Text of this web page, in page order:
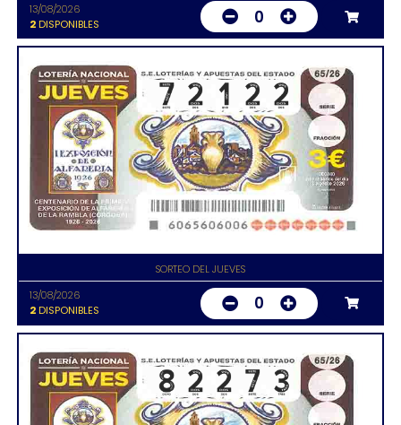
13/08/2026
2DISPONIBLES 0
SORTEO DEL JUEVES
13/08/2026
2DISPONIBLES 0